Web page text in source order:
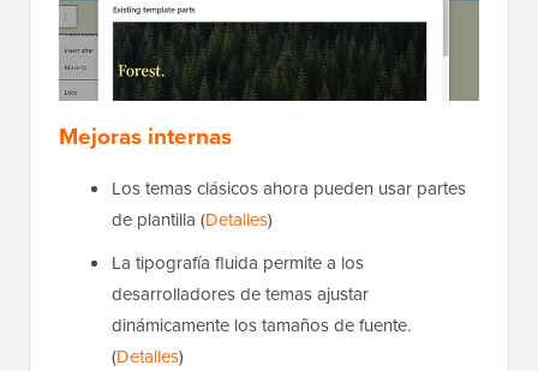
Mejoras internas
Los temas clásicos ahora pueden usar partes
de plantilla (Detalles)
La tipografía fluida permite a los
desarrolladores de temas ajustar
dinámicamente los tamaños de fuente.
(Detalles)